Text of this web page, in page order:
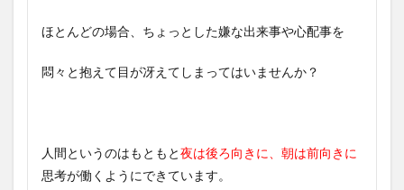
ほとんどの場合、ちょっとした嫌な出来事や心配事を
悶々と抱えて目が冴えてしまってはいませんか？
人間というのはもともと夜は後ろ向きに、朝は前向きに
思考が働くようにできています。